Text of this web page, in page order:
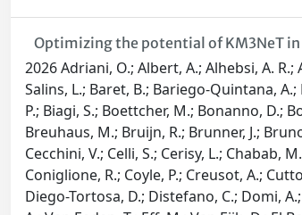
Optimizing the potential of KM3NeT
2026 Adriani, O.; Albert, A.; Alhebsi, A.
Salins, L.; Baret, B.; Bariego-Quintana,
P.; Biagi, S.; Boettcher, M.; Bonanno, D.;
Breuhaus, M.; Bruijn, R.; Brunner, J.;
Cecchini, V.; Celli, S.; Cerisy, L.; Chabab,
Coniglione, R.; Coyle, P.; Creusot, A.;
Diego-Tortosa, D.; Distefano, C.; Domi,